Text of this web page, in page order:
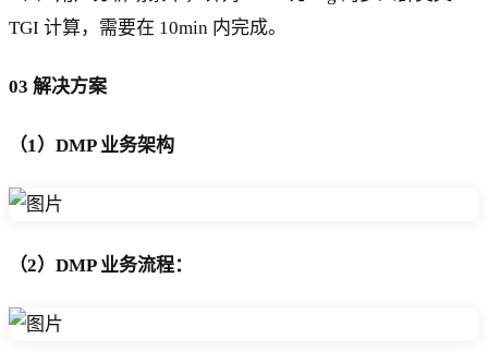
TGI 计算，需要在 10min 内完成。
03 解决方案
（1）DMP 业务架构
（2）DMP 业务流程：